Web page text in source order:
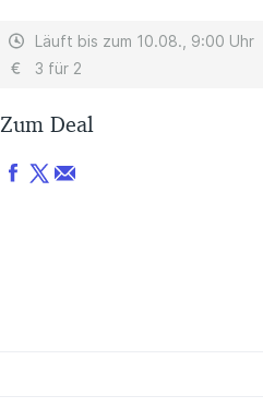
Läuft bis zum 10.08., 9:00 Uhr
3 für 2
Zum Deal